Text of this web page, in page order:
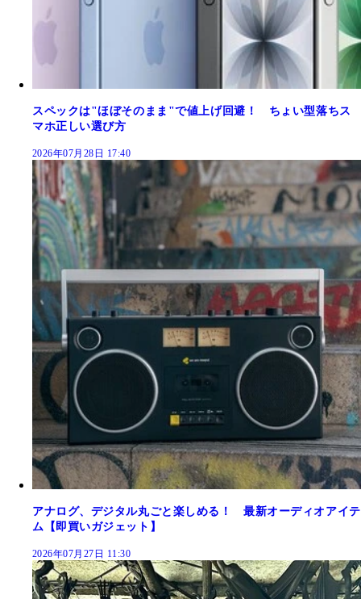
スペックは"ほぼそのまま"で値上げ回避！ ちょい型落ちス
マホ正しい選び方
2026年07月28日 17:40
アナログ、デジタル丸ごと楽しめる！ 最新オーディオアイテ
ム【即買いガジェット】
2026年07月27日 11:30